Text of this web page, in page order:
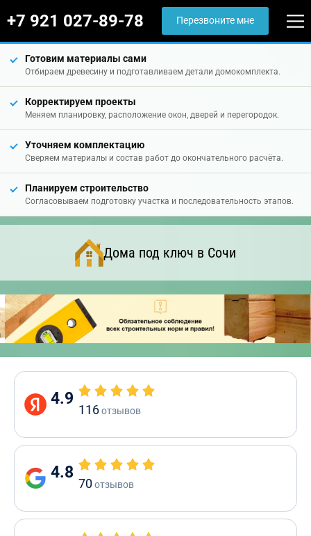
+7 921 027-89-78 Перезвоните мне
Готовим материалы сами
Отбираем древесину и подготавливаем детали домокомплекта.
Корректируем проекты
Меняем планировку, расположение окон, дверей и перегородок.
Уточняем комплектацию
Сверяем материалы и состав работ до окончательного расчёта.
Планируем строительство
Согласовываем подготовку участка и последовательность этапов.
Дома под ключ в Сочи
4.9
116отзывов
4.8
70отзывов